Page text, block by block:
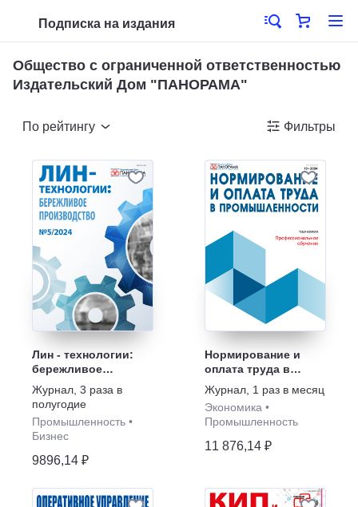
Подписка на издания
Общество с ограниченной ответственностью
Издательский Дом "ПАНОРАМА"
По рейтингу Фильтры
Лин - технологии:
бережливое
производство
Журнал 3 раза в
полугодие
Промышленность •
Бизнес
9896,14 ₽
Нормирование и
оплата труда в
промышленности
Журнал 1 раз в месяц
Экономика •
Промышленность
11 876,14 ₽